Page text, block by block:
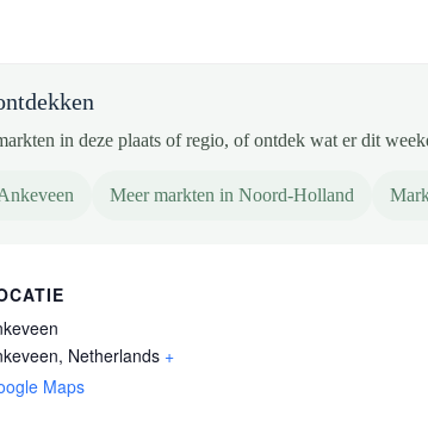
in deze plaats of regio, of ontdek wat er dit
Meer markten in Noord-Holland
, Netherlands +
Maps